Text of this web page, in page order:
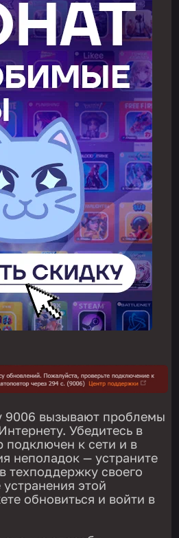
9006 вызывают проблемы
Убедитесь в
подключен к сети и в
неполадок — устраните
техподдержку своего
этой
обновиться и войти в